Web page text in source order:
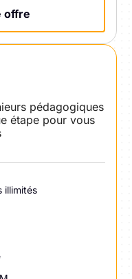
offre
pédagogiques
étape pour vous
illimités